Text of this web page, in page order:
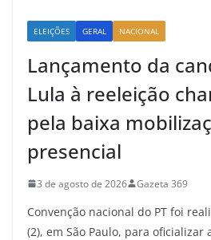
ELEIÇÕES GERAL NACIONAL
Lançamento da
Lula à reeleição
pela baixa
presencial
3 de agosto de 2026 Gazeta 369
Convenção nacional do PT foi
(2), em São Paulo, para oficializar